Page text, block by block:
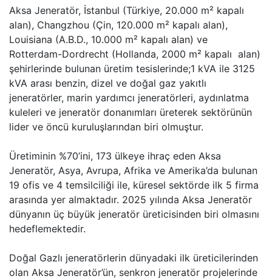
Aksa Jeneratör, İstanbul (Türkiye, 20.000 m² kapalı
alan), Changzhou (Çin, 120.000 m² kapalı alan),
Louisiana (A.B.D., 10.000 m² kapalı alan) ve
Rotterdam-Dordrecht (Hollanda, 2000 m² kapalı alan)
şehirlerinde bulunan üretim tesislerinde;1 kVA ile 3125
kVA arası benzin, dizel ve doğal gaz yakıtlı
jeneratörler, marin yardımcı jeneratörleri, aydınlatma
kuleleri ve jeneratör donanımları üreterek sektörünün
lider ve öncü kuruluşlarından biri olmuştur.
Üretiminin %70’ini, 173 ülkeye ihraç eden Aksa
Jeneratör, Asya, Avrupa, Afrika ve Amerika’da bulunan
19 ofis ve 4 temsilciliği ile, küresel sektörde ilk 5 firma
arasında yer almaktadır. 2025 yılında Aksa Jeneratör
dünyanın üç büyük jeneratör üreticisinden biri olmasını
hedeflemektedir.
Doğal Gazlı jeneratörlerin dünyadaki ilk üreticilerinden
olan Aksa Jeneratör’ün, senkron jeneratör projelerinde